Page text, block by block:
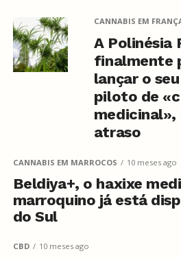
CANNABIS EM
A Polinésia
finalmente
lançar o
piloto de
medicinal»,
atraso
CANNABIS EM MARROCOS 10 meses ago
Beldiya+, o haxixe
marroquino já está
do Sul
CBD 10 meses ago